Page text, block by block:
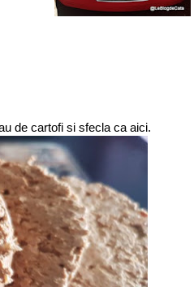
de cartofi si sfecla ca aici.